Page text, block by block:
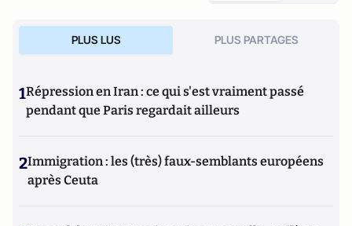
PLUS LUS PLUS PARTAGES
1Répression en Iran : ce qui s'est vraiment passé
pendant que Paris regardait ailleurs
2Immigration : les (très) faux-semblants européens
après Ceuta